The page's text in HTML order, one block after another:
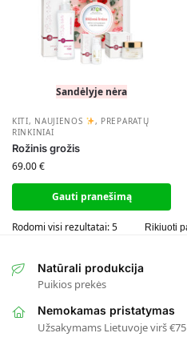
Sandėlyje nėra
KITI, NAUJIENOS , PREPARATŲ
RINKINIAI
Rožinis grožis
69.00€
Gauti pranešimą
Rodomi visi rezultatai: 5
Natūrali produkcija
Puikios prekės
Nemokamas pristatymas
Užsakymams Lietuvoje virš €75